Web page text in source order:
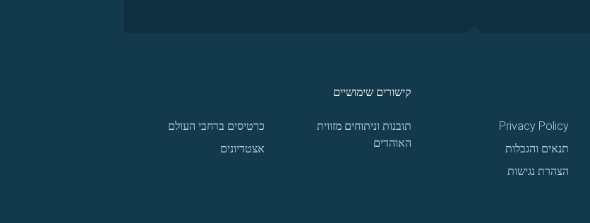
Privacy Policy
תנאים והגבלות
הצהרת נגישות
קישורים שימושיים
תובנות וניתוחים מזווית
האוהדים
כרטיסים ברחבי העולם
אצטדיונים